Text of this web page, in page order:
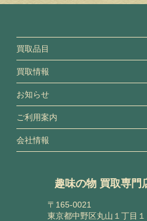
買取品目
買取情報
お知らせ
ご利用案内
会社情報
趣味の物 買取専門
〒165-0021
東京都中野区丸山１丁目